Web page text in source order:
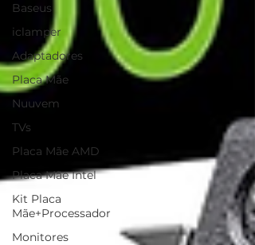
Baseus
iclamper
Adaptadores
Placa Mãe
Nuuvem
TVs
Placa Mãe AMD
Placa Mãe Intel
Kit Placa
Mãe+Processador
Monitores